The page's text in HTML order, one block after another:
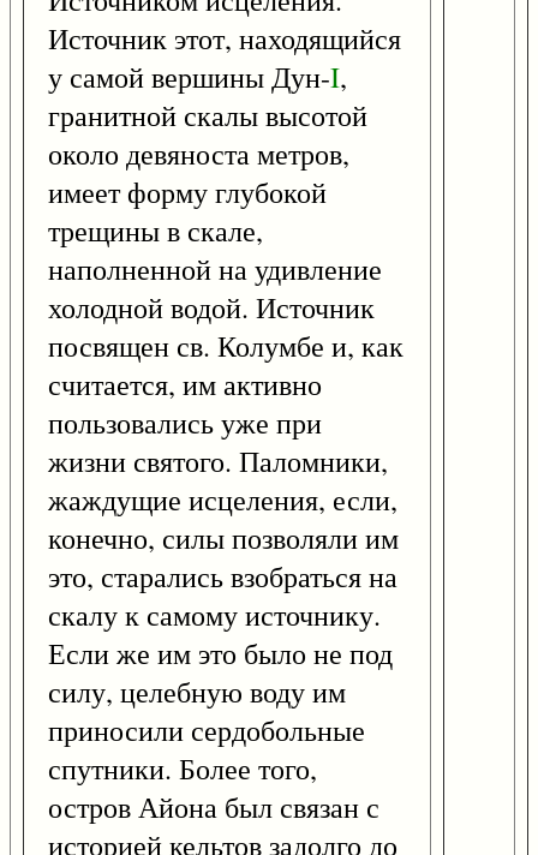
Источник этот, находящийся
у самой вершины Дун-I,
гранитной скалы высотой
около девяноста метров,
имеет форму глубокой
трещины в скале,
наполненной на удивление
холодной водой. Источник
посвящен св. Колумбе и, как
считается, им активно
пользовались уже при
жизни святого. Паломники,
жаждущие исцеления, если,
конечно, силы позволяли им
это, старались взобраться на
скалу к самому источнику.
Если же им это было не под
силу, целебную воду им
приносили сердобольные
спутники. Более того,
остров Айона был связан с
историей кельтов задолго до